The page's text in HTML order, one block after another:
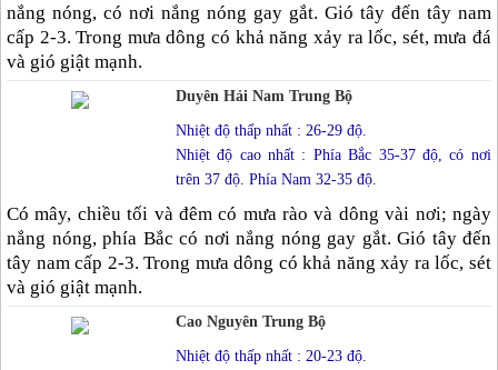
nắng nóng, có nơi nắng nóng gay gắt. Gió tây đến tây nam
cấp 2-3. Trong mưa dông có khả năng xảy ra lốc, sét, mưa đá
và gió giật mạnh.
Duyên Hải Nam Trung Bộ
Nhiệt độ thấp nhất : 26-29 độ.
Nhiệt độ cao nhất : Phía Bắc 35-37 độ, có nơi
trên 37 độ. Phía Nam 32-35 độ.
Có mây, chiều tối và đêm có mưa rào và dông vài nơi; ngày
nắng nóng, phía Bắc có nơi nắng nóng gay gắt. Gió tây đến
tây nam cấp 2-3. Trong mưa dông có khả năng xảy ra lốc, sét
và gió giật mạnh.
Cao Nguyên Trung Bộ
Nhiệt độ thấp nhất : 20-23 độ.